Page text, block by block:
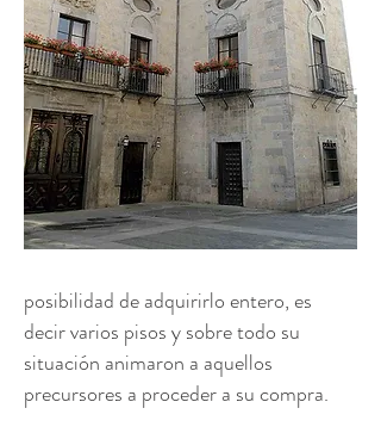
posibilidad de adquirirlo entero, es
decir varios pisos y sobre todo su
situación animaron a aquellos
precursores a proceder a su compra.